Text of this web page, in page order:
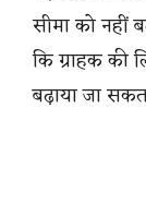
सीमा को नहीं
कि ग्राहक की
बढ़ाया जा